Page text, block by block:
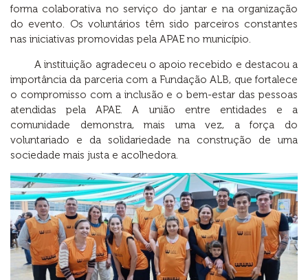
forma colaborativa no serviço do jantar e na organização
do evento. Os voluntários têm sido parceiros constantes
nas iniciativas promovidas pela APAE no município.
A instituição agradeceu o apoio recebido e destacou a
importância da parceria com a Fundação ALB, que fortalece
o compromisso com a inclusão e o bem-estar das pessoas
atendidas pela APAE. A união entre entidades e a
comunidade demonstra, mais uma vez, a força do
voluntariado e da solidariedade na construção de uma
sociedade mais justa e acolhedora.